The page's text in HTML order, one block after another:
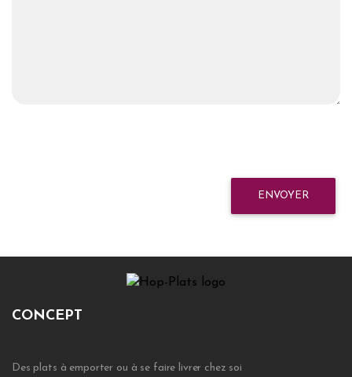
ENVOYER
CONCEPT
Des plats à emporter ou à se faire livrer chez soi